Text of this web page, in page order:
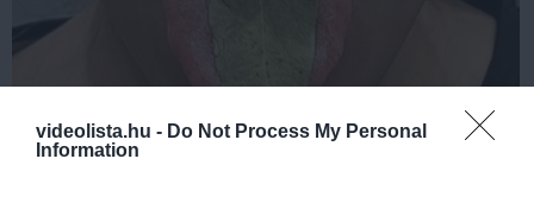
videolista.hu - Do Not Process My Personal
Information